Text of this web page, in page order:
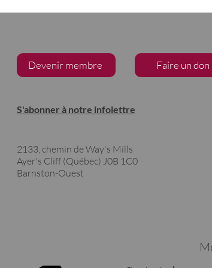
Devenir membre Faire un don
S'abonner à notre infolettre
2133, chemin de Way's Mills
Ayer's Cliff (Québec) J0B 1C0
Barnston-Ouest